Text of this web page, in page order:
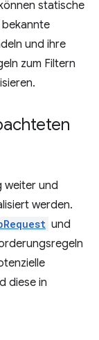
statische
bekannte
und ihre
zum Filtern
weiter und
werden.
und
diese in